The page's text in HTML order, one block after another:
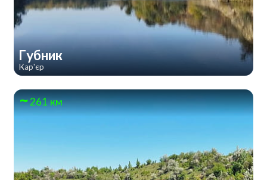
Губник
Кар'єр
261 км